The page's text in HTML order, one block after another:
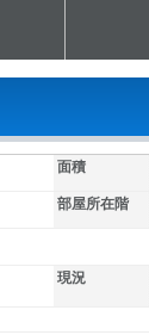
面積
部屋所在階
現況